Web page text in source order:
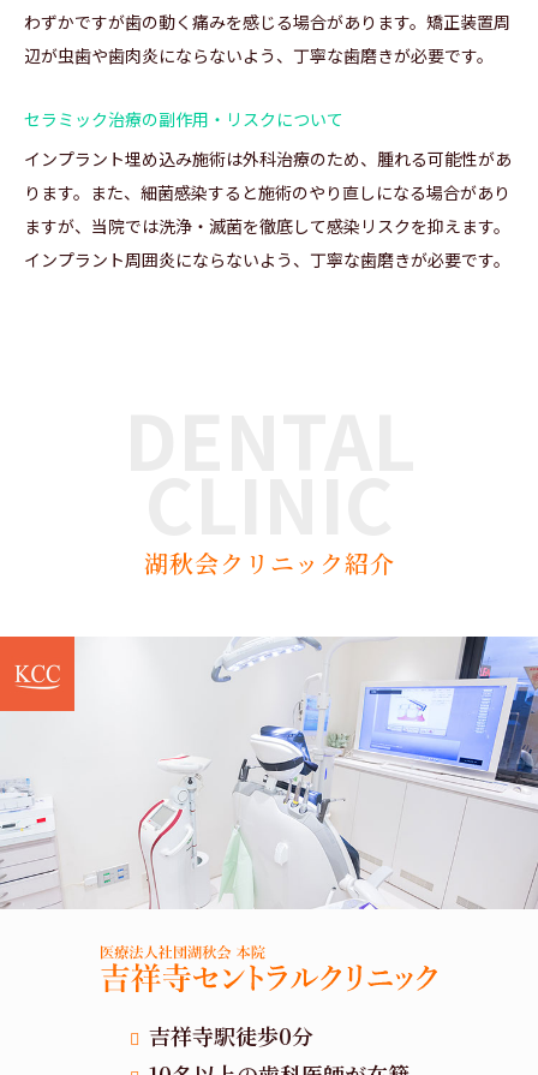
わずかですが歯の動く痛みを感じる場合があります。矯正装置周
辺が虫歯や歯肉炎にならないよう、丁寧な歯磨きが必要です。
セラミック治療の副作用・リスクについて
インプラント埋め込み施術は外科治療のため、腫れる可能性があ
ります。また、細菌感染すると施術のやり直しになる場合があり
ますが、当院では洗浄・滅菌を徹底して感染リスクを抑えます。
インプラント周囲炎にならないよう、丁寧な歯磨きが必要です。
湖秋会クリニック紹介
吉祥寺駅徒歩0分